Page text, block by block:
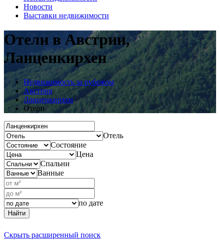
Новости
Выставки недвижимости
Отели в Австрии,
Ланценкирхен
Недвижимость за рубежом
Австрия
Ланценкирхен
Отели
Отель
Состояние
Цена
Спальни
Ванные
по дате
Найти
Скрыть расширенный поиск